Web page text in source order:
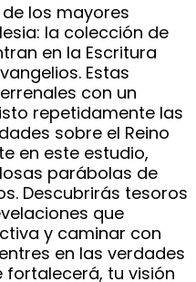
los mayores
la colección de
en la Escritura
Estas
con un
repetidamente las
sobre el Reino
en este estudio,
parábolas de
Descubrirás tesoros
que
y caminar con
en las verdades
fortalecerá, tu visión